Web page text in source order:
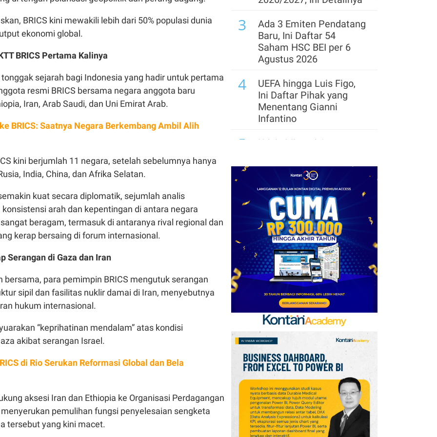
BRICS kini mewakili lebih dari 50% populasi dunia
ekonomi global.
BRICS Pertama Kalinya
sejarah bagi Indonesia yang hadir untuk pertama
resmi BRICS bersama negara anggota baru
Iran, Arab Saudi, dan Uni Emirat Arab.
BRICS: Saatnya Negara Berkembang Ambil Alih
kini berjumlah 11 negara, setelah sebelumnya hanya
India, China, dan Afrika Selatan.
kuat secara diplomatik, sejumlah analis
arah dan kepentingan di antara negara
beragam, termasuk di antaranya rival regional dan
kerap bersaing di forum internasional.
Serangan di Gaza dan Iran
bersama, para pemimpin BRICS mengutuk serangan
sipil dan fasilitas nuklir damai di Iran, menyebutnya
hukum internasional.
“keprihatinan mendalam” atas kondisi
akibat serangan Israel.
di Rio Serukan Reformasi Global dan Bela
aksesi Iran dan Ethiopia ke Organisasi Perdagangan
menyerukan pemulihan fungsi penyelesaian sengketa
tersebut yang kini macet.
China
ConocoPhillips Ganti
CEO di Tengah Lonjakan
Laba Terbesar Sejak
2022
Laba Kuartal II OCBC
Melonjak 22%, Bank
Pertumbuhan Kredit
3
Ada 3 Emiten Pendatang
Baru, Ini Daftar 54
Saham HSC BEI per 6
Agustus 2026
4
UEFA hingga Luis Figo,
Ini Daftar Pihak yang
Menentang Gianni
Infantino
5
Krisis Migrasi Ancam
Tuan Rumah Piala Dunia
6
Tema dan Logo Hari
Pramuka Ke-65 Tahun
2026: Aktif Dukung
Swasembada Pangan
Nasional
7
Apa Saja Syarat
Pencairan JHT 10%? Cek
Dokumen dan Panduan
untuk Peserta BPJSTK
8
Cek Kode Redeem EA FC
Mobile Update 7 Agustus
2026: Klaim Ribuan
Gems Gratis!
Tema dan Kegiatan Hari
Hutan Indonesia 7
Agustus 2026:
Kampanye